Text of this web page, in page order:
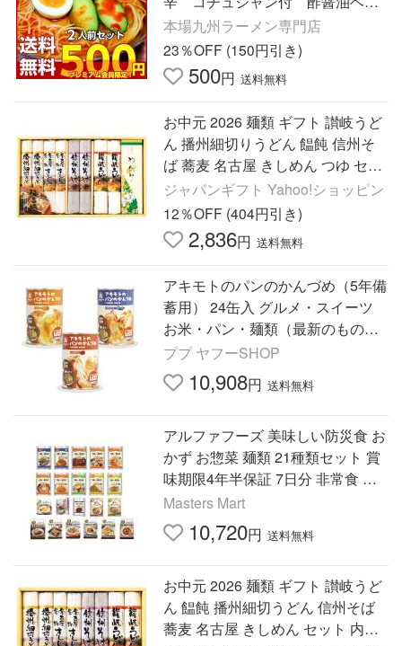
ス 人気さっぱり食感 メール
便 お試しグルメギフト
本場九州ラーメン専門店
23％OFF (150円引き)
500円 送料無料
お中元 2026 麺類 ギフト 讃岐うど
ん 播州細切りうどん 饂飩 信州そ
ば 蕎麦 名古屋 きしめん つゆ セッ
ト 内祝い お返し 乾麺 食品 送料無
料 MYJNG-300SA
ジャパンギフト Yahoo!ショッピン
12％OFF (404円引き)
2,836円 送料無料
アキモトのパンのかんづめ（5年備
蓄用） 24缶入 グルメ・スイーツ
お米・パン・麺類（最新のものを
メーカから直送）
ププ ヤフーSHOP
10,908円 送料無料
アルファフーズ 美味しい防災食 お
かず お惣菜 麺類 21種類セット 賞
味期限4年半保証 7日分 非常食 保
存食
Masters Mart
10,720円 送料無料
お中元 2026 麺類 ギフト 讃岐うど
ん 饂飩 播州細切うどん 信州そば
蕎麦 名古屋 きしめん セット 内祝